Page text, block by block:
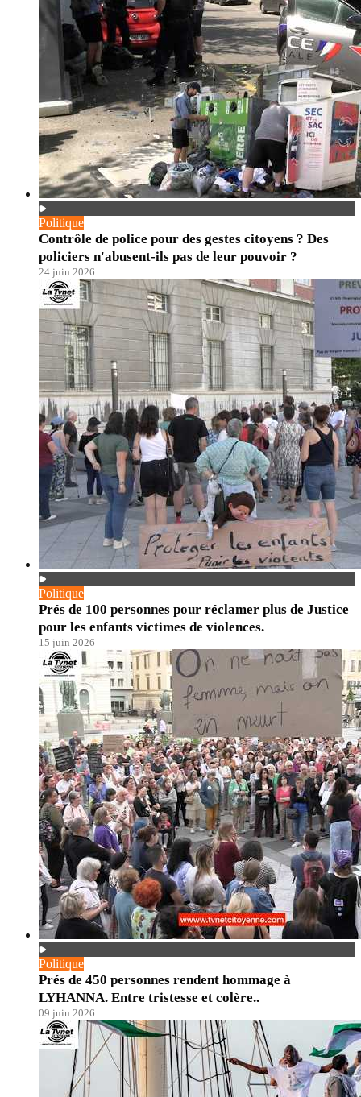
Politique
Contrôle de police pour des gestes citoyens ? Des
policiers n'abusent-ils pas de leur pouvoir ?
24 juin 2026
Politique
Prés de 100 personnes pour réclamer plus de Justice
pour les enfants victimes de violences.
15 juin 2026
Politique
Prés de 450 personnes rendent hommage à
LYHANNA. Entre tristesse et colère..
09 juin 2026